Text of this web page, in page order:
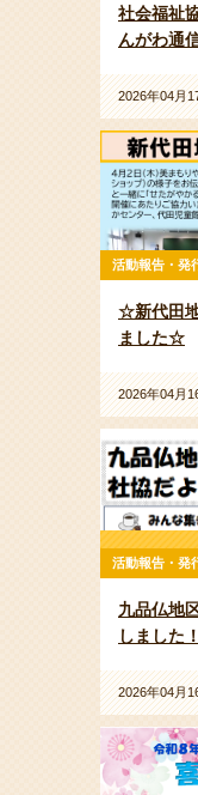
社会福祉
んがわ通信
2026年04月
活動報告・発
☆新代田
ました☆
2026年04月
活動報告・発
九品仏地
しました！
2026年04月